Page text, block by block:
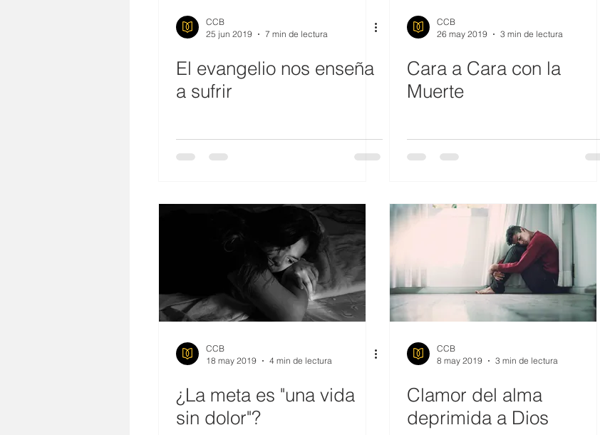
Cristo Dios Preguntas
CCB
25 jun 2019
7 min de lectura
El evangelio nos enseña
a sufrir
CCB
26 may 2019
3 min de lectura
Cara a Cara con la
Muerte
CCB
18 may 2019
4 min de lectura
¿La meta es "una vida
sin dolor"?
CCB
8 may 2019
3 min de lectura
Clamor del alma
deprimida a Dios